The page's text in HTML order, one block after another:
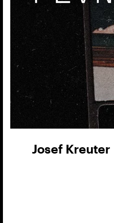
Josef Kreuter